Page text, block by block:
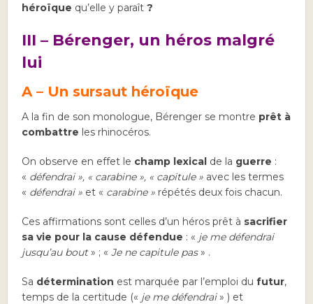
héroïque qu’elle y paraît ?
III – Bérenger, un héros malgré
lui
A – Un sursaut héroïque
A la fin de son monologue, Bérenger se montre prêt à
combattre les rhinocéros.
On observe en effet le champ lexical de la guerre :
« défendrai », « carabine », « capitule » avec les termes
« défendrai » et « carabine » répétés deux fois chacun.
Ces affirmations sont celles d’un héros prêt à sacrifier
sa vie pour la cause défendue : « je me défendrai
jusqu’au bout» ; «Je ne capitule pas» .
Sa détermination est marquée par l’emploi du futur,
temps de la certitude (« je me défendrai» ) et